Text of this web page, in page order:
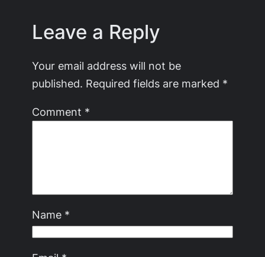
Leave a Reply
Your email address will not be
published. Required fields are marked *
Comment *
Name *